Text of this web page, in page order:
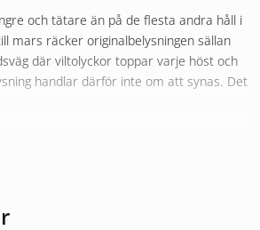
och tätare än på de flesta andra håll i
mars räcker originalbelysningen sällan
där viltolyckor toppar varje höst och
handlar därför inte om att synas. Det
färgtemperatur och räckvidd. För längre